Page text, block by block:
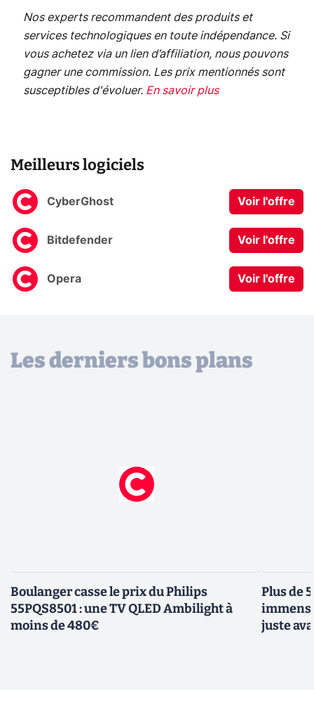
Nos experts recommandent des produits et
services technologiques en toute indépendance. Si
vous achetez via un lien d’affiliation, nous pouvons
gagner une commission. Les prix mentionnés sont
susceptibles d'évoluer. En savoir plus
Meilleurs logiciels
CyberGhost Voir l'offre
Bitdefender Voir l'offre
Opera Voir l'offre
Les derniers bons plans
Boulanger casse le prix du Philips
55PQS8501 : une TV QLED Ambilight à
moins de 480€
Plus de
juste